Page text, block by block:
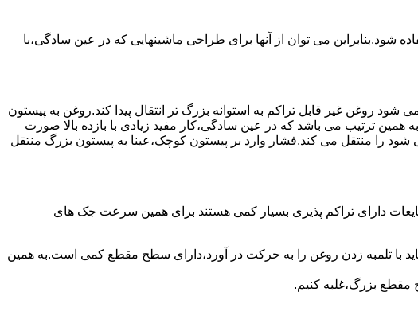
شود.بنابراین می توان از آنها برای طراحی ماشینهایی که در عین سادگی،با
روغن غیر قابل تراکم به استوانه بزرگ تر انتقال پیدا کند.روغن به پیستون
همین ترتیب می باشد که در عین سادگی،کار مفید زیادی با بازده بالا صورت
شود را منتقل می کند.فشار وارد بر پیستون کوچک،عینا به پیستون بزرگ منتقل
دارای تراکم پذیری بسیار کمی هستند برای همین سرعت جک های
تلمبه زدن روغن را به حرکت در آورد،دارای سطح مقطع کمی است.به همین
مقطع بزرگ،غلبه کنیم.